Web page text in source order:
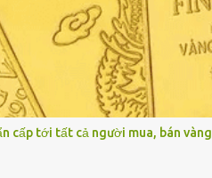
cấp tới tất cả người mua, bán vàng